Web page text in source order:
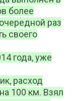
более
раз
своего
года, уже
расход
100 км. Взял